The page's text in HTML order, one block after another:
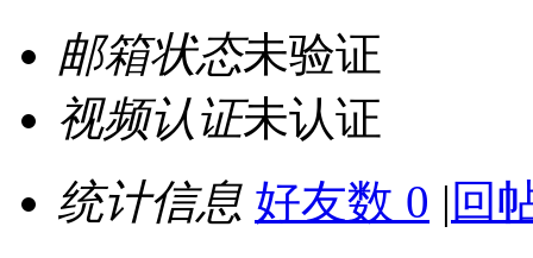
邮箱状态未验证
视频认证未认证
统计信息 好友数 0 | 回